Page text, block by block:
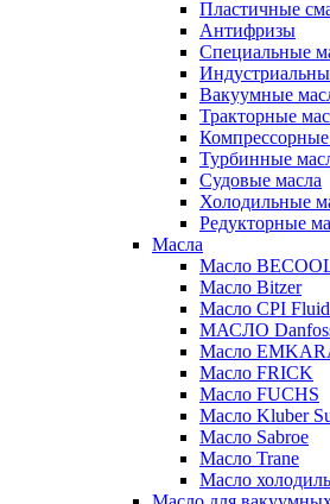
Пластичные
Антифризы
Специальные
Вакуумные
Тракторные
Компрессорные
Турбинные
Судовые масла
Холодильные
Редукторные
Масла
Масло
Масло Bitzer
Масло CPI
МАСЛО
Масло
Масло FRICK
Масло FUCHS
Масло Kluber
Масло Sabroe
Масло Trane
Масло